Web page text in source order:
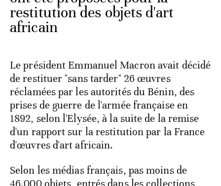
restitution des objets d'art
africain
Le président Emmanuel Macron avait décidé
de restituer "sans tarder" 26 œuvres
réclamées par les autorités du Bénin, des
prises de guerre de l'armée française en
1892, selon l'Elysée, à la suite de la remise
d'un rapport sur la restitution par la France
d'œuvres d'art africain.
Selon les médias français, pas moins de